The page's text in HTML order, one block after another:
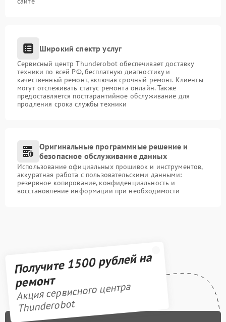
Широкий спектр услуг
Сервисный центр Thunderobot обеспечивает доставку
техники по всей РФ, бесплатную диагностику и
качественный ремонт, включая срочный ремонт. Клиенты
могут отслеживать статус ремонта онлайн. Также
предоставляется постгарантийное обслуживание для
продления срока службы техники
Оригинальные программные решение и
безопасное обслуживание данных
Использование официальных прошивок и инструментов,
аккуратная работа с пользовательскими данными:
резервное копирование, конфиденциальность и
восстановление информации при необходимости
Получите 1500 рублей на
ремонт
Акция сервисного центра
Thunderobot